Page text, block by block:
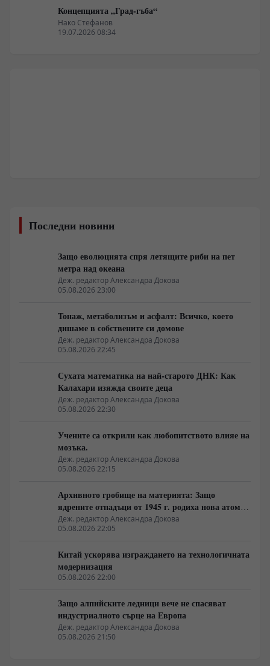
Концепцията „Град-гъба“
Нако Стефанов
19.07.2026 08:34
Последни новини
Защо еволюцията спря летящите риби на пет
метра над океана
Деж. редактор Александра Докова
05.08.2026 23:00
Тонаж, метаболизъм и асфалт: Всичко, което
дишаме в собствените си домове
Деж. редактор Александра Докова
05.08.2026 22:45
Сухата математика на най-старото ДНК: Как
Калахари изяжда своите деца
Деж. редактор Александра Докова
05.08.2026 22:30
Учените са открили как любопитството влияе на
мозъка.
Деж. редактор Александра Докова
05.08.2026 22:15
Архивното гробище на материята: Защо
ядрените отпадъци от 1945 г. родиха нова атомна
архитектура
Деж. редактор Александра Докова
05.08.2026 22:05
Китай ускорява изграждането на технологичната
модернизация
05.08.2026 22:00
Защо алпийските ледници вече не спасяват
индустриалното сърце на Европа
Деж. редактор Александра Докова
05.08.2026 21:50